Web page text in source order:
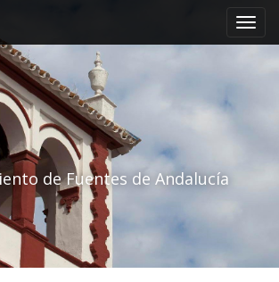
de Fuentes de Andalucía